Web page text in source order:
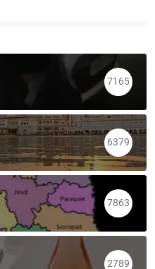
7165
6379
7863
2789